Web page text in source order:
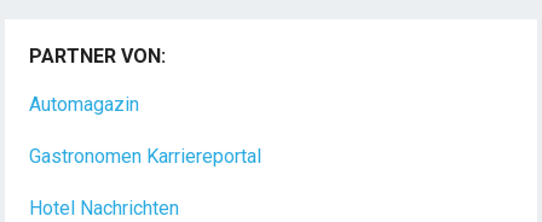
Dein Arbeitsplatz mit Urlaubsfeeling Chef de Rang
(m/w/d) Du bist Gastgeber aus Leidenschaft und
PARTNER VON:
Automagazin
Gastronomen Karriereportal
Hotel Nachrichten